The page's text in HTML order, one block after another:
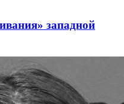
западной